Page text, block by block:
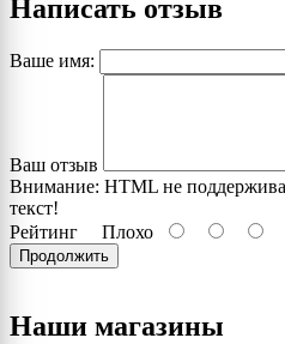
Написать отзыв
Ваше имя:
Ваш отзыв
Внимание: HTML не
текст!
Рейтинг Плохо
Продолжить
Наши магазины